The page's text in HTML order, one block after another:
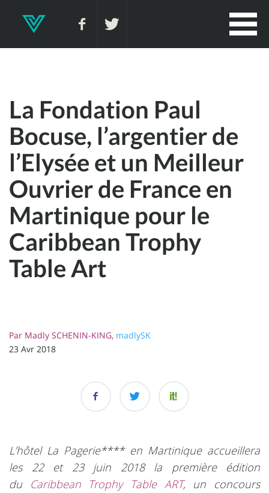
La Fondation Paul
Bocuse, l’argentier de
l’Elysée et un Meilleur
Ouvrier de France en
Martinique pour le
Caribbean Trophy
Table Art
Par Madly SCHENIN-KING, madlySK
23 Avr 2018
L’hôtel La Pagerie**** en Martinique accueillera
les 22 et 23 juin 2018 la première édition
du Caribbean Trophy Table ART, un concours